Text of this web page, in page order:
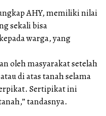
AHY, memiliki nilai
sekali bisa
warga, yang
oleh masyarakat setelah
di atas tanah selama
Sertipikat ini
tandasnya.